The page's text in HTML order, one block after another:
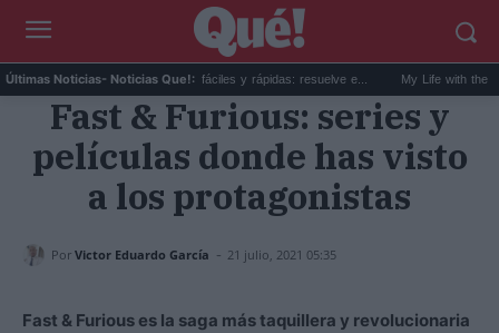
Últimas Noticias- Noticias Que!:
40 recetas de verano fáciles y rápidas: resuelve e... My Life with the
Fast & Furious: series y
películas donde has visto
a los protagonistas
Por Victor Eduardo García - 21 julio, 2021 05:35
Fast & Furious es la saga más taquillera y revolucionaria